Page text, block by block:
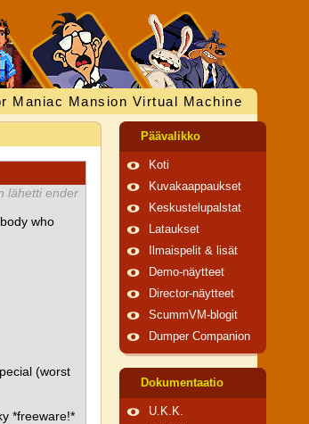
Maniac Mansion Virtual Machine
lähetti ender
who
(worst
*freeware!*
Päävalikko
Koti
Kuvakaappaukset
Keskustelupalstat
Lataukset
Ilmaispelit & lisät
Demo-näytteet
Director-näytteet
ScummVM-blogit
Dumper Companion
Dokumentaatio
U.K.K.